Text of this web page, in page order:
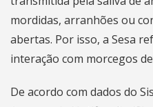
mordidas, arranhões ou
abertas. Por isso, a Sesa
interação com morcegos
De acordo com dados do